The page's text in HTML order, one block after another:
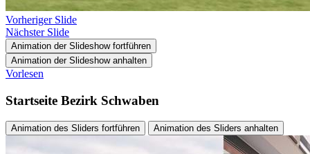
Vorheriger Slide
Nächster Slide
Animation der Slideshow fortführen
Animation der Slideshow anhalten
Vorlesen
Startseite Bezirk Schwaben
Animation des Sliders fortführen Animation des Sliders anhalten